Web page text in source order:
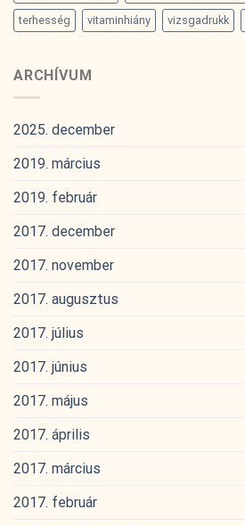
terhesség vitaminhiány vizsgadrukk
ARCHÍVUM
2025. december
2019. március
2019. február
2017. december
2017. november
2017. augusztus
2017. július
2017. június
2017. május
2017. április
2017. március
2017. február